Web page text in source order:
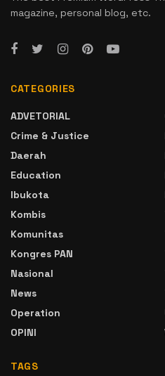
magazine, personal blog, etc.
CATEGORIES
ADVETORIAL
Crime & Justice
Daerah
Education
Ibukota
Kombis
Komunitas
Kongres PAN
Nasional
News
Operation
OPINI
TAGS